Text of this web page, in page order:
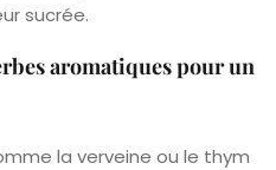
sucrée.
aromatiques pour un
la verveine ou le thym